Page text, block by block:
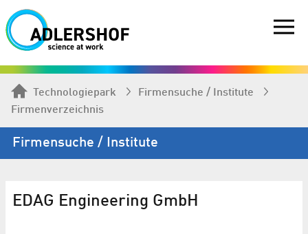
Technologiepark
Firmen­suche / Institute
Firmenverzeichnis
Firmen­suche / Institute
EDAG Engineering GmbH